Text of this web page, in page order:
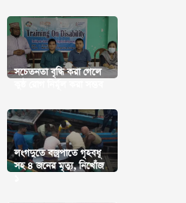
সচেতনতা বৃদ্ধি করা গেলে
লংগদুতে বজ্রপাতে গৃহবধূ
সহ ৪ জনের মৃত্যু, নিখোঁজ